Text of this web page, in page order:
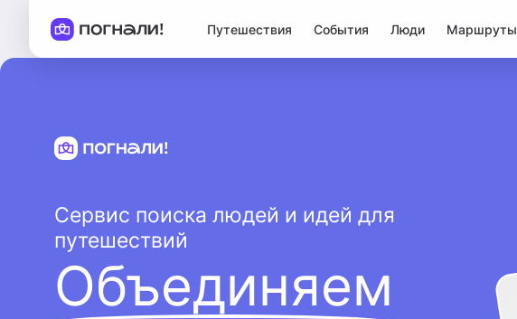
Путешествия События Люди Маршруты
Сервис поиска людей и идей для
путешествий
Объединяем